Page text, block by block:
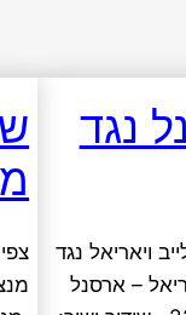
נגד
ויאריאל נגד
– ארסנל